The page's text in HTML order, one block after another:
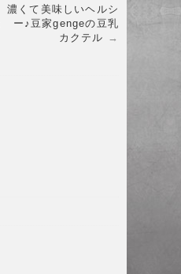
濃くて美味しいヘルシ
ー♪豆家gengeの豆乳
カクテル →